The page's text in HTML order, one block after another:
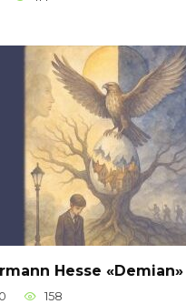
Hesse «Demian»
0 158